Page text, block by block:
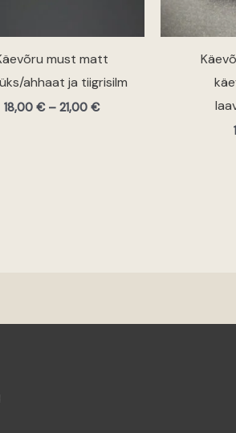
must matt
ahhaat ja tiigrisilm
18,00€ – 21,00€